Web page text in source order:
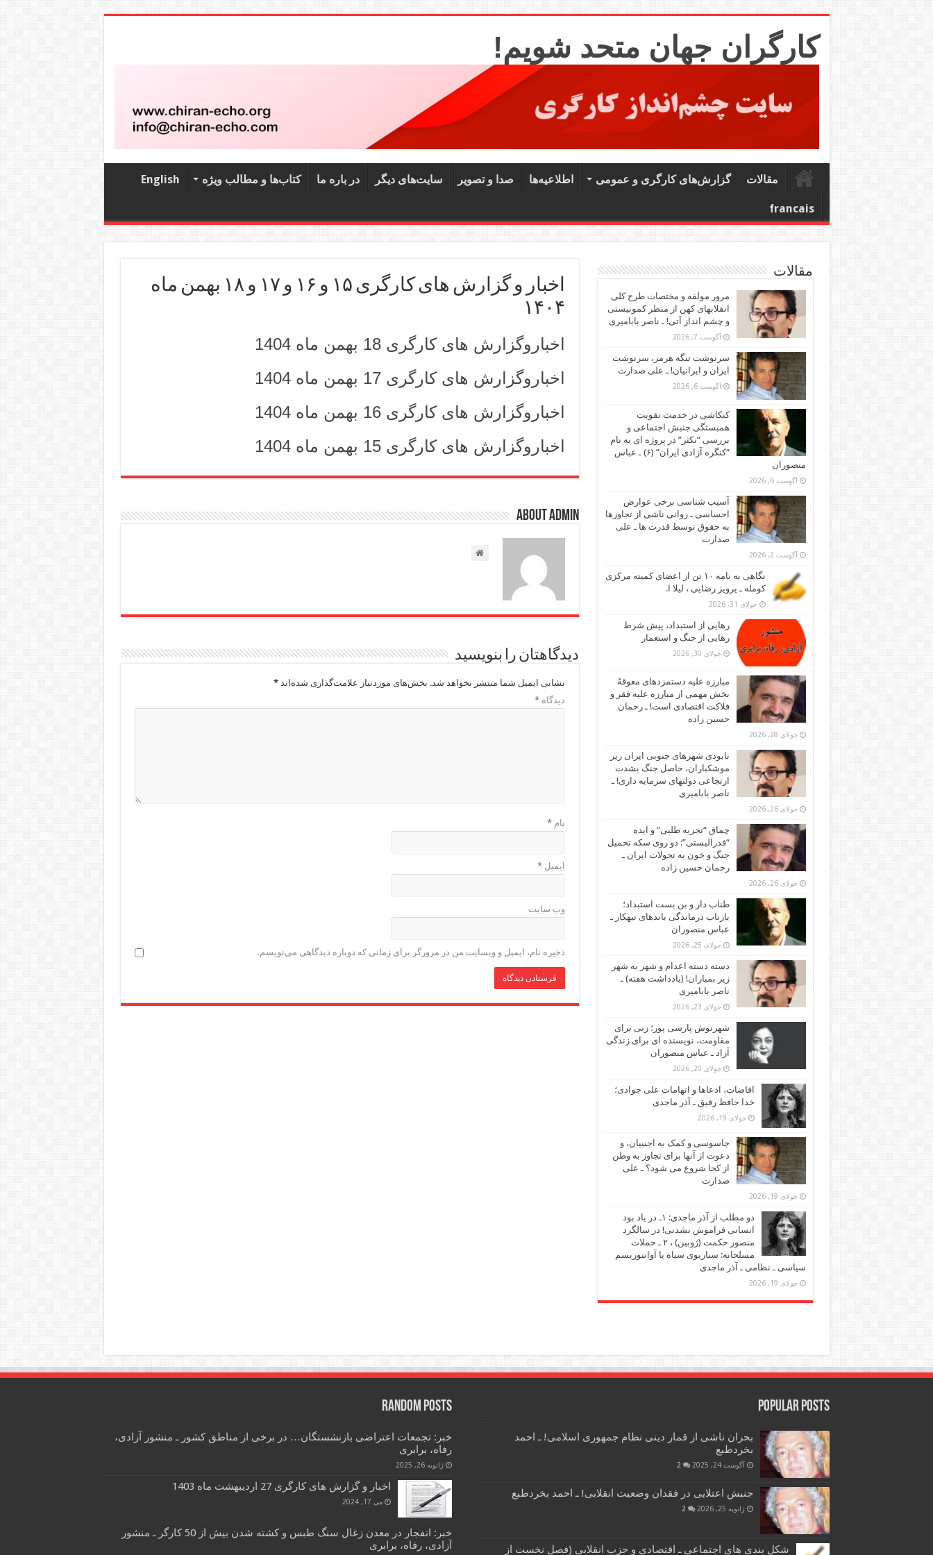
کارگران جهان متحد شویم!
مقالات گزارش‌های کارگری و عمومی اطلاعیه‌ها صدا و تصویر سایت‌های دیگر در باره ما کتاب‌‌ها و مطالب ویژه English
francais
اخبار و گزارش های کارگری ۱۵ و ۱۶ و ۱۷ و ۱۸ بهمن ماه
۱۴۰۴
اخباروگزارش های کارگری 18 بهمن ماه 1404
اخباروگزارش های کارگری 17 بهمن ماه 1404
اخباروگزارش های کارگری 16 بهمن ماه 1404
اخباروگزارش های کارگری 15 بهمن ماه 1404
About admin
دیدگاهتان را بنویسید
نشانی ایمیل شما منتشر نخواهد شد. بخش‌های موردنیاز علامت‌گذاری شده‌اند*
دیدگاه*
نام*
ایمیل*
وب‌ سایت
ذخیره نام، ایمیل و وبسایت من در مرورگر برای زمانی که دوباره دیدگاهی می‌نویسم.
مقالات
مرور مولفه و مختصات طرح کلی
انقلابهای کهن از منظر کمونیستی
و چشم انداز آتی! ـ ناصر بابامیری
آگوست 7, 2026
سرنوشت تنگه هرمز، سرنوشت
ایران و ایرانیان! ـ علی صدارت
آگوست 6, 2026
کنکاشی در خدمت تقویت
همبستگی جنبش اجتماعی و
بررسی “نکثر” در پروژه ای به نام
“کنگره آزادی ایران” (۶) ـ عباس
منصوران
آگوست 6, 2026
آسیب شناسی برخی عوارض
احساسی ـ روانی ناشی از تجاوزها
به حقوق توسط قدرت ها ـ علی
صدارت
آگوست 2, 2026
نگاهی به نامه ۱۰ تن از اعضای کمیته مرکزی
کومله ـ پرویز رضایی ، لیلا ا.
جولای 31, 2026
رهایی از استبداد، پیش شرط
رهایی از جنگ و استعمار
جولای 30, 2026
مبارزه علیه دستمزدهای معوقهُ
بخش مهمی از مبارزه علیه فقر و
فلاکت اقتصادی است! ـ رحمان
حسین زاده
جولای 28, 2026
نابودی شهرهای جنوبی ایران زیر
موشکباران، حاصل جنگ بشدت
ارتجاعی دولتهای سرمایه داری! ـ
ناصر بابامیری
جولای 26, 2026
چماق “تجزیه طلبی” و ایده
“فدرالیستی”: دو روی سکه تحمیل
جنگ و خون به تحولات ایران ـ
رحمان حسین زاده
جولای 26, 2026
طناب دار و بن بست استبداد؛
بازتاب درماندگی باندهای تبهکار ـ
عباس منصوران
جولای 25, 2026
دسته دسته اعدام و شهر به شهر
زیر بمباران! (یادداشت هفته) ـ
ناصر بابامیری
جولای 23, 2026
شهرنوش پارسی پور؛ زنی برای
مقاومت، نویسنده ای برای زندگی
آزاد ـ عباس منصوران
جولای 20, 2026
افاضات، ادعاها و اتهامات علی جوادی؛
خدا حافظ رفیق ـ آذر ماجدی
جولای 19, 2026
جاسوسی و کمک به اجنبیان، و
دعوت از آنها برای تجاوز به وطن
از کجا شروع می شود؟ ـ علی
صدارت
جولای 19, 2026
دو مطلب از آذر ماجدی: ۱ـ در یاد بود
انسانی فراموش نشدنی! در سالگرد
منصور حکمت (ژوبین) ، ۲ ـ حملات
مسلحانه: سناریوی سیاه یا آوانتوریسم
سیاسی ـ نظامی ـ آذر ماجدی
جولای 19, 2026
Popular Posts
بحران ناشی از قمار دینی نظام جمهوری اسلامی! ـ احمد
بخردطبع
آگوست 24, 2025 2
جنبش اعتلایی در فقدان وضعیت انقلابی! ـ احمد بخردطبع
ژانویه 25, 2026 2
شکل بندی های اجتماعی ـ اقتصادی و حزب انقلابی (فصل نخست از
Random Posts
خبر: تجمعات اعتراضی بازنشستگان… در برخی از مناطق کشور ـ منشور آزادی،
رفاه، برابری
ژانویه 26, 2025
اخبار و گزارش های کارگری 27 اردیبهشت ماه 1403
می 17, 2024
خبر: انفجار در معدن زغال سنگ طبس و کشته شدن بیش از 50 کارگر ـ منشور
آزادی، رفاه، برابری